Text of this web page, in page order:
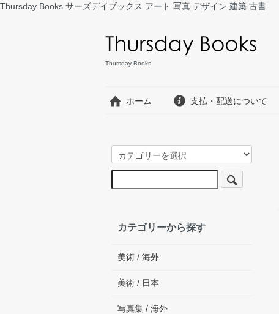
Thursday Books サーズデイブックス アート 写真 デザイン 建築 古書
Thursday Books
ホーム 支払・配送について
カテゴリーから探す
美術 / 海外
美術 / 日本
写真集 / 海外